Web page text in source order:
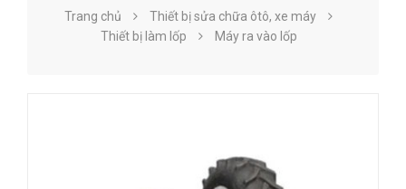
Trang chủ
Thiết bị sửa chữa ôtô, xe máy
Thiết bị làm lốp
Máy ra vào lốp